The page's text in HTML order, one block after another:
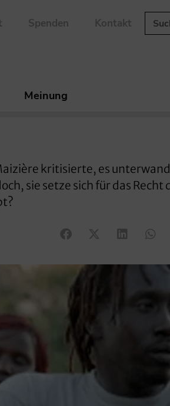
Spenden Kontakt
Meinung
kritisierte, es
sie setze sich für das Recht